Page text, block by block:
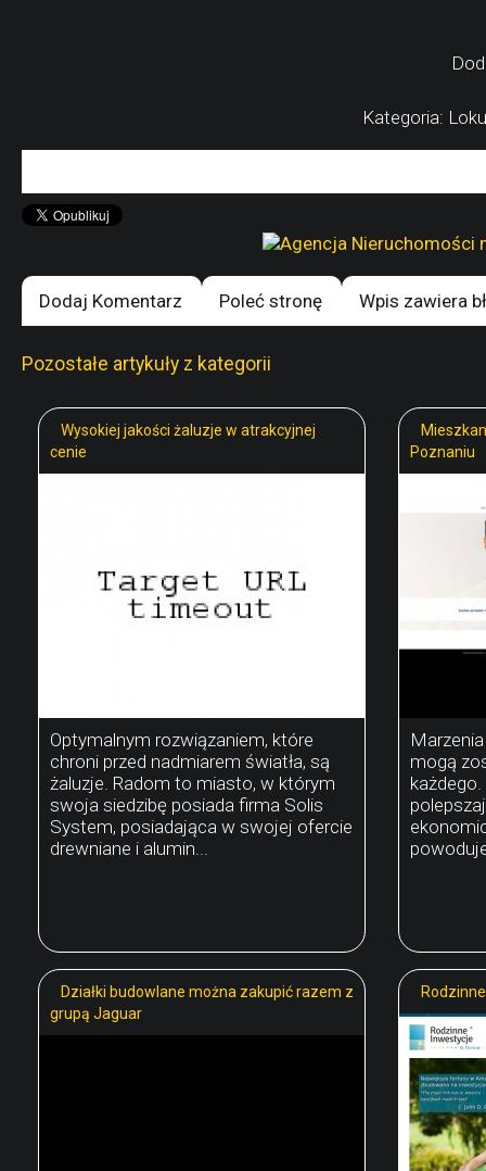
Kategoria:
Dodaj Komentarz Poleć stronę Wpis zawiera
Pozostałe artykuły z kategorii
Wysokiej jakości żaluzje w atrakcyjnej
cenie
Optymalnym rozwiązaniem, które
chroni przed nadmiarem światła, są
żaluzje. Radom to miasto, w którym
swoja siedzibę posiada firma Solis
System, posiadająca w swojej ofercie
drewniane i alumin...
Poznaniu
mogą
Działki budowlane można zakupić razem z
grupą Jaguar